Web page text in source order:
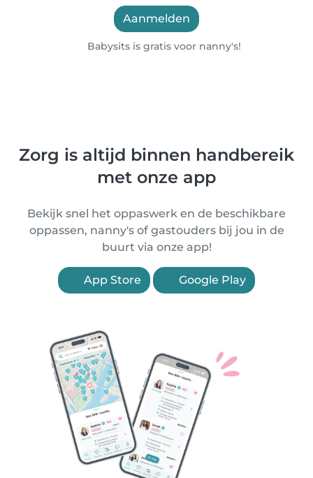
Aanmelden
Babysits is gratis voor nanny's!
Zorg is altijd binnen handbereik
met onze app
Bekijk snel het oppaswerk en de beschikbare
oppassen, nanny's of gastouders bij jou in de
buurt via onze app!
App Store Google Play